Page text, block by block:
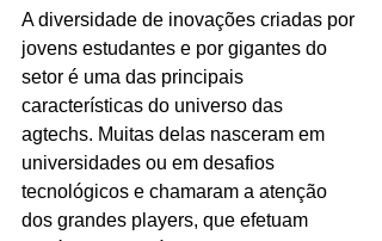
A diversidade de inovações criadas por
jovens estudantes e por gigantes do
setor é uma das principais
características do universo das
agtechs. Muitas delas nasceram em
universidades ou em desafios
tecnológicos e chamaram a atenção
dos grandes players, que efetuam